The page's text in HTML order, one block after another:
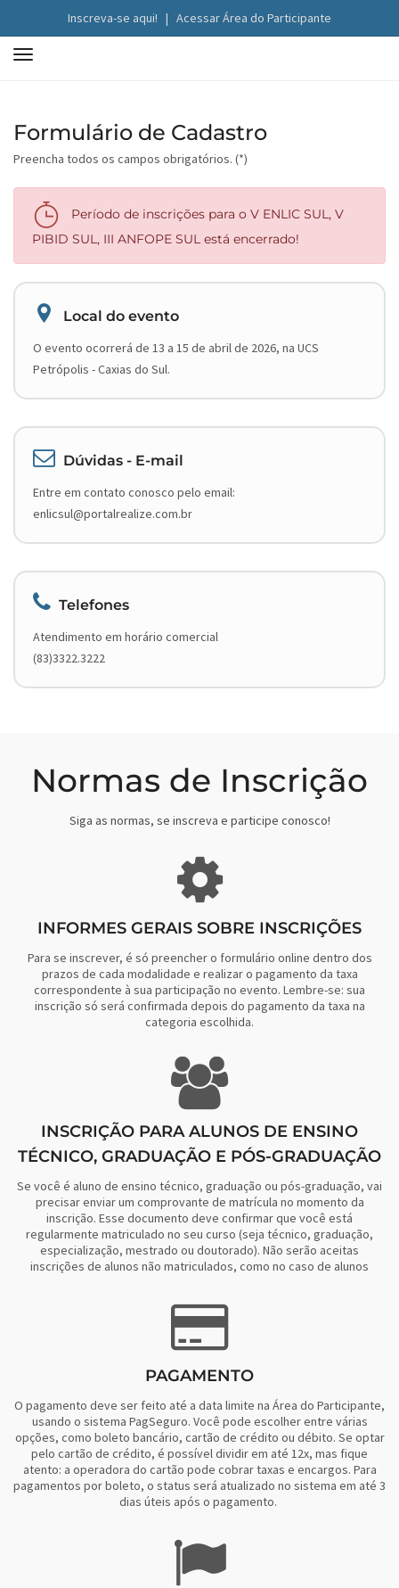
Inscreva-se aqui! | Acessar Área do Participante
T
g
e
n
Formulário de Cadastro
Preencha todos os campos obrigatórios. (*)
Período de inscrições para o V ENLIC SUL, V
PIBID SUL, III ANFOPE SUL está encerrado!
Local do evento
O evento ocorrerá de 13 a 15 de abril de 2026, na UCS
Petrópolis - Caxias do Sul.
Dúvidas - E-mail
Entre em contato conosco pelo email:
enlicsul@portalrealize.com.br
Telefones
Atendimento em horário comercial
(83)3322.3222
Normas de Inscrição
Siga as normas, se inscreva e participe conosco!
INFORMES GERAIS SOBRE INSCRIÇÕES
Para se inscrever, é só preencher o formulário online dentro dos
prazos de cada modalidade e realizar o pagamento da taxa
correspondente à sua participação no evento. Lembre-se: sua
inscrição só será confirmada depois do pagamento da taxa na
categoria escolhida.
INSCRIÇÃO PARA ALUNOS DE ENSINO
TÉCNICO, GRADUAÇÃO E PÓS-GRADUAÇÃO
Se você é aluno de ensino técnico, graduação ou pós-graduação, vai
precisar enviar um comprovante de matrícula no momento da
inscrição. Esse documento deve confirmar que você está
regularmente matriculado no seu curso (seja técnico, graduação,
especialização, mestrado ou doutorado). Não serão aceitas
inscrições de alunos não matriculados, como no caso de alunos
PAGAMENTO
O pagamento deve ser feito até a data limite na Área do Participante,
usando o sistema PagSeguro. Você pode escolher entre várias
opções, como boleto bancário, cartão de crédito ou débito. Se optar
pelo cartão de crédito, é possível dividir em até 12x, mas fique
atento: a operadora do cartão pode cobrar taxas e encargos. Para
pagamentos por boleto, o status será atualizado no sistema em até 3
dias úteis após o pagamento.